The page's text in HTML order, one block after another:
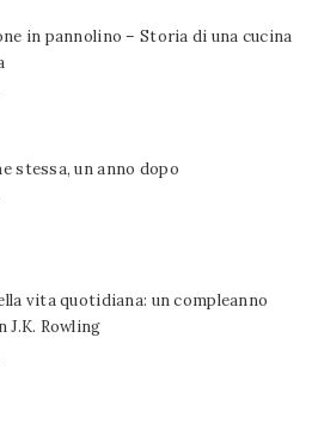
in pannolino – Storia di una cucina
stessa, un anno dopo
vita quotidiana: un compleanno
J.K. Rowling